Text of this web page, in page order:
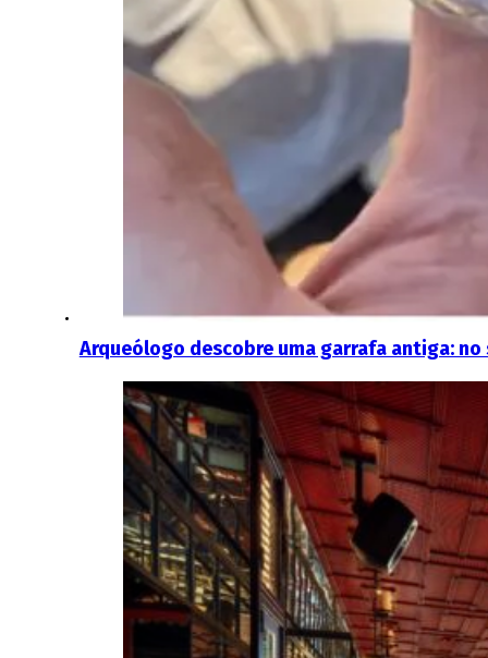
Arqueólogo descobre uma garrafa antiga: